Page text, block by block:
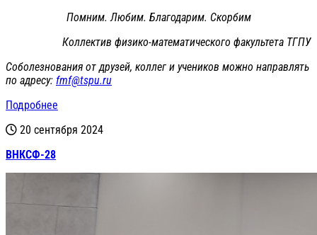
Помним. Любим. Благодарим. Скорбим
Коллектив физико-математического факультета ТГПУ
Соболезнования от друзей, коллег и учеников можно направлять
по адресу: fmf@tspu.ru
Подробнее
20 сентября 2024
ВНКСФ-28